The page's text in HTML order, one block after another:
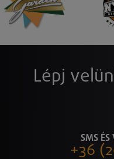
Lépj
SMS ÉS
+36